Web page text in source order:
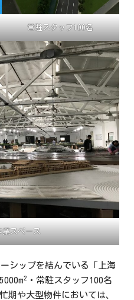
常駐スタッフ100名
業スペース
シップを結んでいる「上海
2 ・常駐スタッフ100名
期や大型物件においては、